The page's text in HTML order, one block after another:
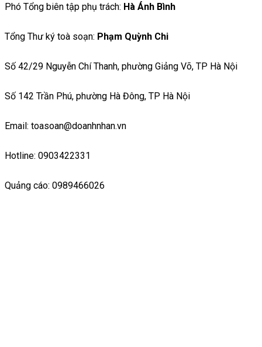
Phó Tổng biên tập phụ trách: Hà Ánh Bình
Tổng Thư ký toà soạn: Phạm Quỳnh Chi
Số 42/29 Nguyễn Chí Thanh, phường Giảng Võ, TP Hà Nội
Số 142 Trần Phú, phường Hà Đông, TP Hà Nội
Email: toasoan@doanhnhan.vn
Hotline: 0903422331
Quảng cáo: 0989466026